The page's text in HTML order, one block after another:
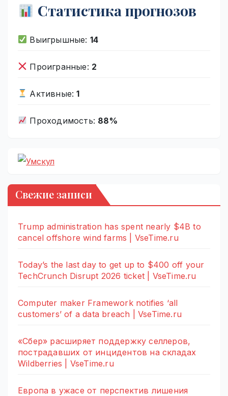
Статистика прогнозов
Выигрышные: 14
Проигранные: 2
Активные:1
Проходимость: 88%
Свежие записи
Trump administration has spent nearly $4B to
cancel offshore wind farms | VseTime.ru
Today’s the last day to get up to $400 off your
TechCrunch Disrupt 2026 ticket | VseTime.ru
Computer maker Framework notifies ‘all
customers’ of a data breach | VseTime.ru
«Сбер» расширяет поддержку селлеров,
пострадавших от инцидентов на складах
Wildberries | VseTime.ru
Европа в ужасе от перспектив лишения